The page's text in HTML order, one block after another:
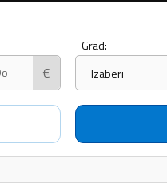
€
Grad:
Izaberi